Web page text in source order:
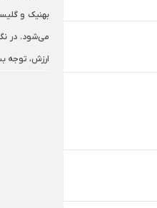
بهنیک و
می‌شود. در
ارزش، توجه